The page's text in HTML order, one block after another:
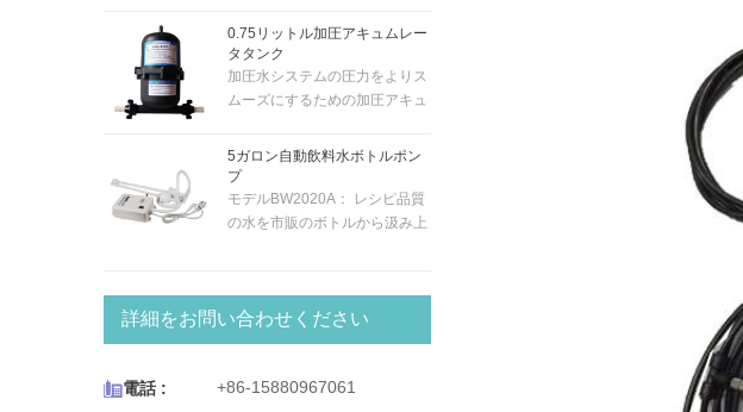
どこにでも取り付けることがで
きます...給水から最大1.5m上に
あります。5メートルのヘッド
で毎分最大4.3リットルを供給
ます。
ム膜付き。スナップインポート
の耐久性のあるフィッティング
により、新旧のシステムに簡単
に取り付けられます。
0.75リットル加圧アキュムレー
タタンク
加圧水システムの圧力をよりス
ムーズにするための加圧アキュ
ールのシステムに適していま
す。内部ゴム膜付き。スナップ
インポートの耐久性のあるフィ
ッティングを備えた新旧のシス
5ガロン自動飲料水ボトルポン
プ
モデルBW2020A： レシピ品質
の水を市販のボトルから汲み上
す。BWシリーズのボトル入り
飲料水システムは、コーヒー/
ティーメーカー、冷蔵庫の氷と
ソカート、ポータブルシンク、
詳細をお問い合わせください
電話 : +86-15880967061